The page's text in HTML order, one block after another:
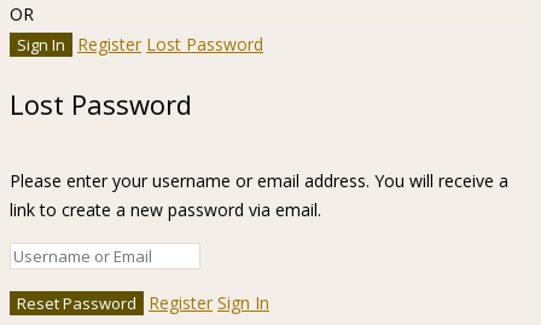
OR
Register Lost Password
Lost Password
Please enter your username or email address. You will receive a
link to create a new password via email.
Register Sign In